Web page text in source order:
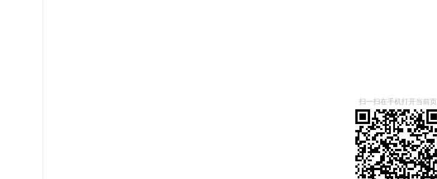
扫一扫在手机打开当前页